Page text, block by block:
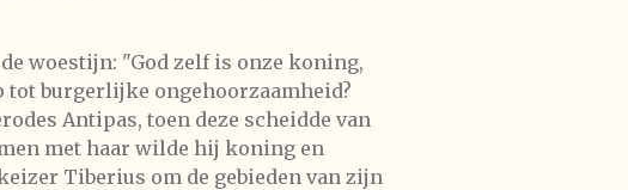
woestijn: "God zelf is onze koning,
tot burgerlijke ongehoorzaamheid?
Antipas, toen deze scheidde van
met haar wilde hij koning en
Tiberius om de gebieden van zijn